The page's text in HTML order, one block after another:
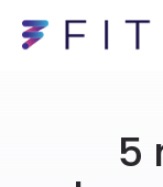
5